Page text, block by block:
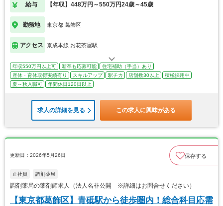
給与 【年収】448万円～550万円24歳～45歳
勤務地 東京都 葛飾区
アクセス 京成本線 お花茶屋駅
年収550万円以上可 新卒も応募可能
住宅補助（手当）あり
産休・育休取得実績有り
スキルアップ 駅チカ 店舗数30以上
積極採用中
夏～秋入職可
年間休日120日以上
求人の詳細を見る この求人に興味がある
更新日：2026年5月26日 保存する
正社員 調剤薬局
調剤薬局の薬剤師求人（法人名非公開 ※詳細はお問合せください）
【東京都葛飾区】青砥駅から徒歩圏内！総合科目応需